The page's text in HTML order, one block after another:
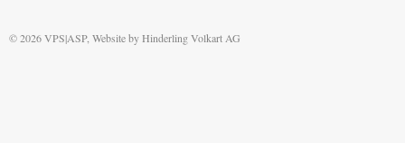
© 2026 VPS|ASP, Website byHinderling Volkart AG